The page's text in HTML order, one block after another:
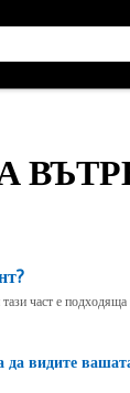
част е
да видите